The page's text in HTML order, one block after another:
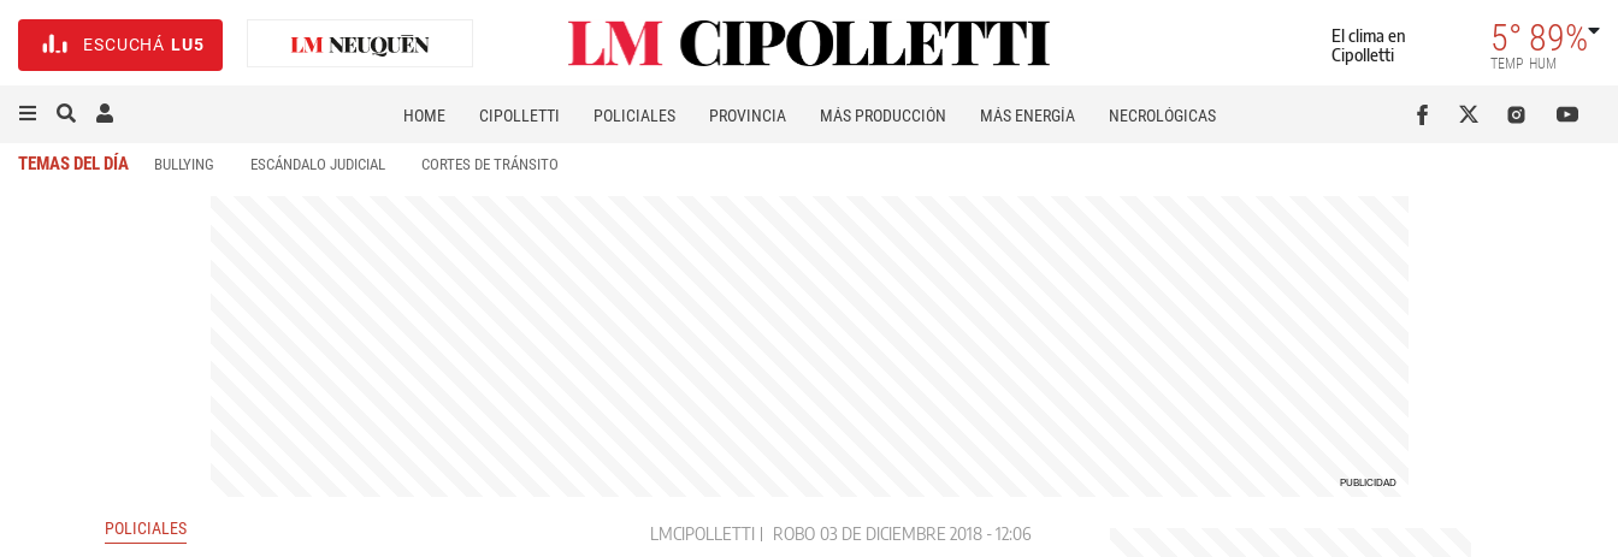
ESCUCHÁ LU5
El clima en
Cipolletti
5°
TEMP
89%
HUM
HOME CIPOLLETTI POLICIALES PROVINCIA MÁS PRODUCCIÓN MÁS ENERGÍA NECROLÓGICAS
TEMAS DEL DÍA BULLYING ESCÁNDALO JUDICIAL CORTES DE TRÁNSITO
POLICIALES LMCIPOLLETTI ROBO 03 DE DICIEMBRE 2018 - 12:06